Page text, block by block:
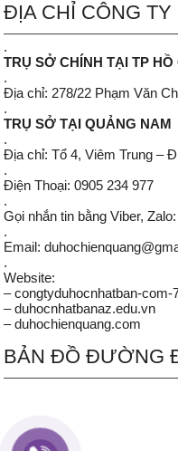
ĐỊA CHỈ CÔNG TY
.
TRỤ SỞ CHÍNH TẠI TP HỒ
.
Địa chỉ: 278/22 Phạm Văn
.
TRỤ SỞ TẠI QUẢNG NAM
.
Địa chỉ: Tổ 4, Viêm Trung –
.
Điện Thoại: 0905 234 977
.
Gọi nhắn tin bằng Viber,
.
Email:
.
Website:
– congtyduhocnhatban-com-
– duhocnhatbanaz.edu.vn
– duhochienquang.com
BẢN ĐỒ ĐƯỜNG